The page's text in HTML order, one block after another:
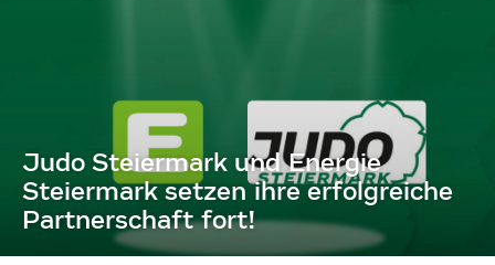
Judo Steiermark und Energie
Steiermark setzen ihre erfolgreiche
Partnerschaft fort!